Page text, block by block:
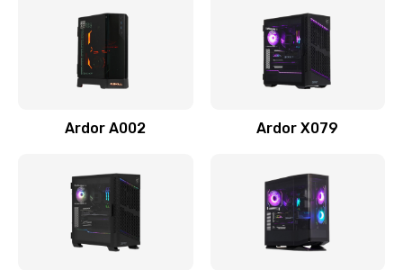
Ardor A002 Ardor X079